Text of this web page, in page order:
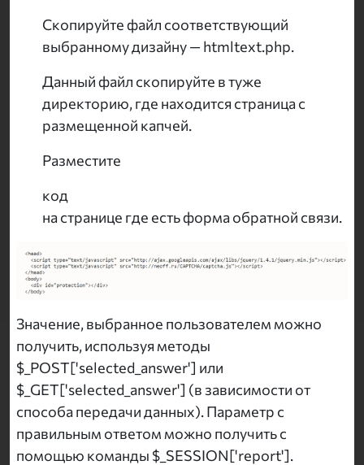
Скопируйте файл соответствующий
выбранному дизайну — htmltext.php.
Данный файл скопируйте в туже
директорию, где находится страница с
размещенной капчей.
Разместите
код
на странице где есть форма обратной связи.
Значение, выбранное пользователем можно
получить, используя методы
$_POST['selected_answer'] или
$_GET['selected_answer'] (в зависимости от
способа передачи данных). Параметр с
правильным ответом можно получить с
помощью команды $_SESSION['report'].